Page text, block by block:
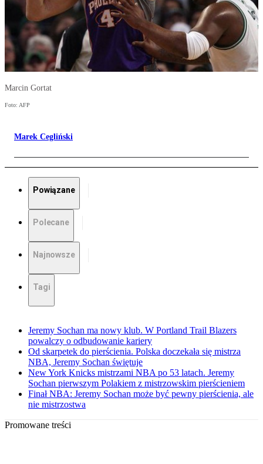
Marcin Gortat
Foto: AFP
Marek Cegliński
Powiązane
Polecane
Najnowsze
Tagi
Jeremy Sochan ma nowy klub. W Portland Trail Blazers
powalczy o odbudowanie kariery
Od skarpetek do pierścienia. Polska doczekała się mistrza
NBA, Jeremy Sochan świętuje
New York Knicks mistrzami NBA po 53 latach. Jeremy
Sochan pierwszym Polakiem z mistrzowskim pierścieniem
Finał NBA: Jeremy Sochan może być pewny pierścienia, ale
nie mistrzostwa
Promowane treści